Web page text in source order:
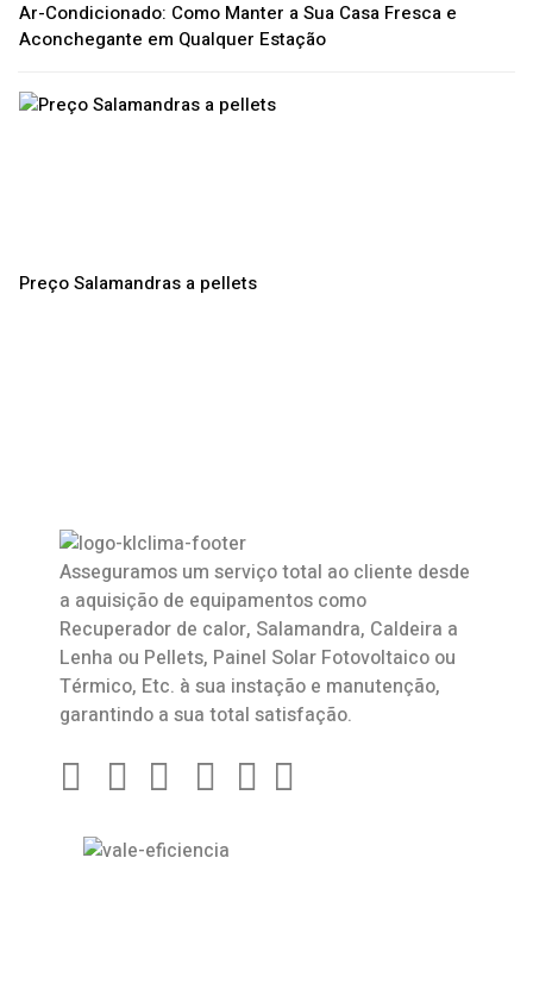
Ar-Condicionado: Como Manter a Sua Casa Fresca e
Aconchegante em Qualquer Estação
Preço Salamandras a pellets
Asseguramos um serviço total ao cliente desde
a aquisição de equipamentos como
Recuperador de calor, Salamandra, Caldeira a
Lenha ou Pellets, Painel Solar Fotovoltaico ou
Térmico, Etc. à sua instação e manutenção,
garantindo a sua total satisfação.